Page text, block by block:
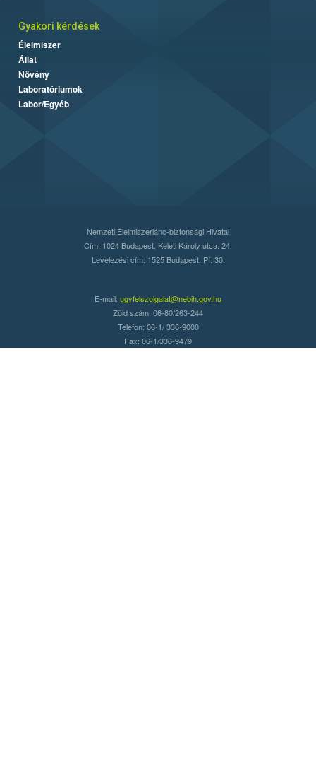
Gyakori kérdések
Élelmiszer
Állat
Növény
Laboratóriumok
Labor/Egyéb
Nemzeti Élelmiszerlánc-biztonsági Hivatal
Cím: 1024 Budapest, Keleti Károly utca. 24.
Levelezési cím: 1525 Budapest. Pf. 30.
E-mail: ugyfelszolgalat@nebih.gov.hu
Zöld szám: 06-80/263-244
Telefon: 06-1/ 336-9000
Fax: 06-1/336-9479